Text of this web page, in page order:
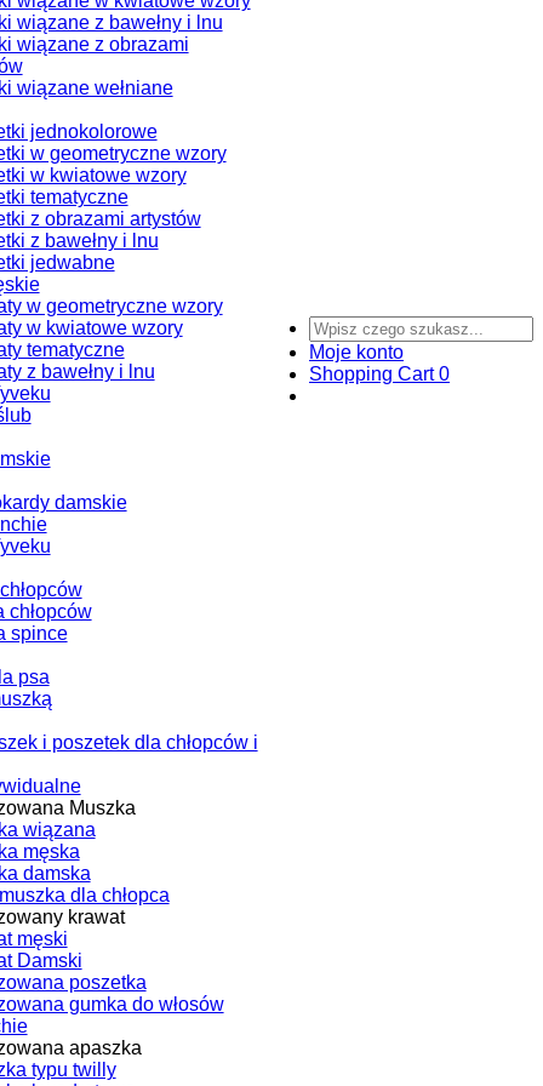
wiązane z bawełny i lnu
wiązane z obrazami
wiązane wełniane
jednokolorowe
w geometryczne wzory
w kwiatowe wzory
tematyczne
z obrazami artystów
z bawełny i lnu
jedwabne
w geometryczne wzory
w kwiatowe wzory
tematyczne
z bawełny i lnu
damskie
chłopców
spince
psa
i poszetek dla chłopców i
Muszka
wiązana
męska
damska
dla chłopca
krawat
męski
Damski
poszetka
gumka do włosów
apaszka
typu twilly
Moje konto
Shopping Cart 0